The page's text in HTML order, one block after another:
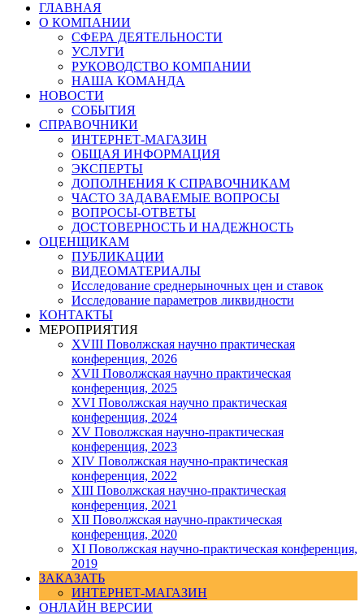
ГЛАВНАЯ
О КОМПАНИИ
СФЕРА ДЕЯТЕЛЬНОСТИ
УСЛУГИ
РУКОВОДСТВО КОМПАНИИ
НАША КОМАНДА
НОВОСТИ
СОБЫТИЯ
СПРАВОЧНИКИ
ИНТЕРНЕТ-МАГАЗИН
ОБЩАЯ ИНФОРМАЦИЯ
ЭКСПЕРТЫ
ДОПОЛНЕНИЯ К СПРАВОЧНИКАМ
ЧАСТО ЗАДАВАЕМЫЕ ВОПРОСЫ
ВОПРОСЫ-ОТВЕТЫ
ДОСТОВЕРНОСТЬ И НАДЕЖНОСТЬ
ОЦЕНЩИКАМ
ПУБЛИКАЦИИ
ВИДЕОМАТЕРИАЛЫ
Исследование среднерыночных цен и ставок
Исследование параметров ликвидности
КОНТАКТЫ
МЕРОПРИЯТИЯ
XVIII Поволжская научно практическая
конференция, 2026
XVII Поволжская научно практическая
конференция, 2025
XVI Поволжская научно практическая
конференция, 2024
ХV Поволжская научно-практическая
конференция, 2023
ХIV Поволжская научно-практическая
конференция, 2022
ХIII Поволжская научно-практическая
конференция, 2021
ХII Поволжская научно-практическая
конференция, 2020
XI Поволжская научно-практическая конференция,
2019
ЗАКАЗАТЬ
ИНТЕРНЕТ-МАГАЗИН
ОНЛАЙН ВЕРСИИ